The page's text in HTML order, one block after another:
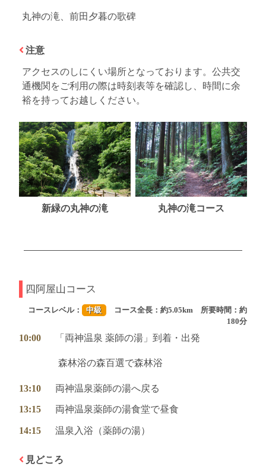
丸神の滝、前田夕暮の歌碑
注意
アクセスのしにくい場所となっております。公共交
通機関をご利用の際は時刻表等を確認し、時間に余
裕を持ってお越しください。
新緑の丸神の滝 丸神の滝コース
四阿屋山コース
コースレベル： 中級
コース全長：約5.05km 所要時間：約
180分
10:00 「両神温泉 薬師の湯」到着・出発
森林浴の森百選で森林浴
13:10 両神温泉薬師の湯へ戻る
13:15 両神温泉薬師の湯食堂で昼食
14:15 温泉入浴（薬師の湯）
見どころ